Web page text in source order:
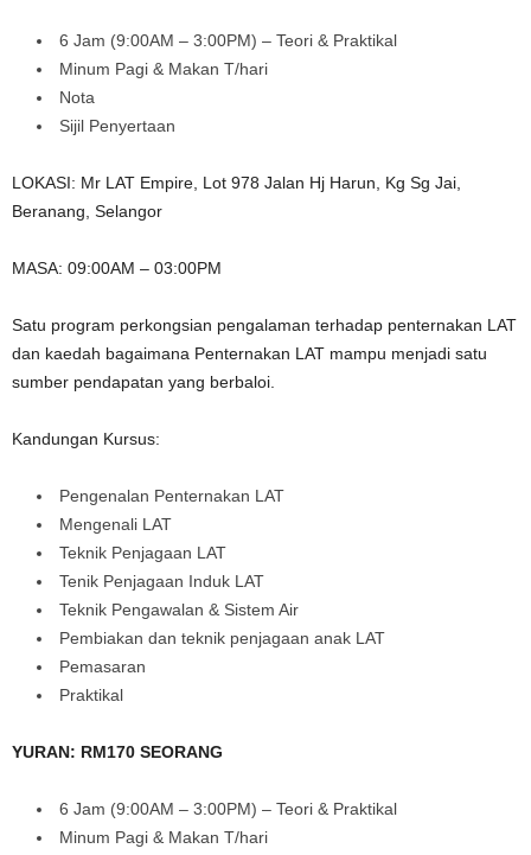
6 Jam (9:00AM – 3:00PM) – Teori & Praktikal
Minum Pagi & Makan T/hari
Nota
Sijil Penyertaan
LOKASI: Mr LAT Empire, Lot 978 Jalan Hj Harun, Kg Sg Jai,
Beranang, Selangor
MASA: 09:00AM – 03:00PM
Satu program perkongsian pengalaman terhadap penternakan LAT
dan kaedah bagaimana Penternakan LAT mampu menjadi satu
sumber pendapatan yang berbaloi.
Kandungan Kursus:
Pengenalan Penternakan LAT
Mengenali LAT
Teknik Penjagaan LAT
Tenik Penjagaan Induk LAT
Teknik Pengawalan & Sistem Air
Pembiakan dan teknik penjagaan anak LAT
Pemasaran
Praktikal
YURAN: RM170 SEORANG
6 Jam (9:00AM – 3:00PM) – Teori & Praktikal
Minum Pagi & Makan T/hari